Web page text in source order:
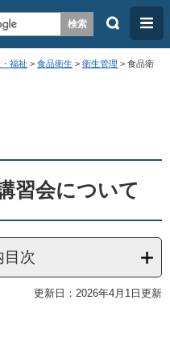
検
メ
ニ
ュ
福祉 > 食品衛生 > 衛生管理 > 食品衛
習会について
目次
更新日：2026年4月1日更新